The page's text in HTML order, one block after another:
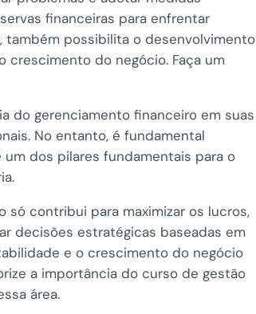
financeiras para enfrentar
também possibilita o desenvolvimento
do negócio. Faça um
do gerenciamento financeiro em suas
No entanto, é fundamental
dos pilares fundamentais para o
só contribui para maximizar os lucros,
decisões estratégicas baseadas em
e o crescimento do negócio
a importância do curso de gestão
área.